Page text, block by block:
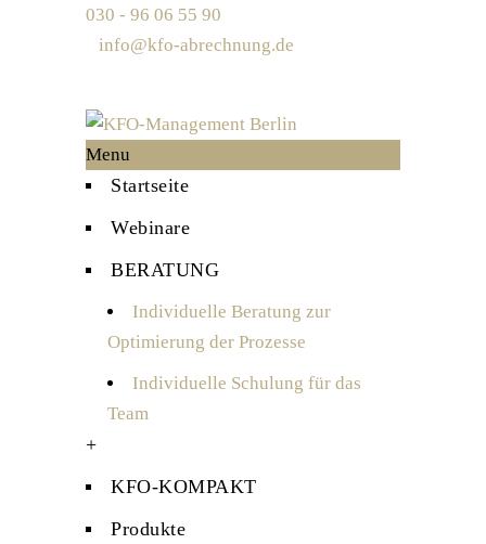
030 - 96 06 55 90
info@kfo-abrechnung.de
Menu
Startseite
Webinare
BERATUNG
Individuelle Beratung zur
Optimierung der Prozesse
Individuelle Schulung für das
Team
+
KFO-KOMPAKT
Produkte